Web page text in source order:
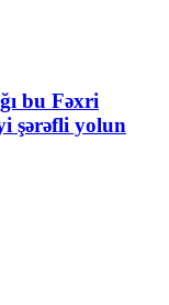
bu Fəxri
şərəfli yolun